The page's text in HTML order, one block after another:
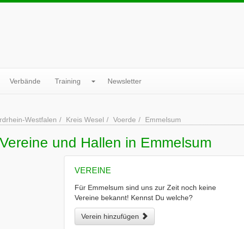
Verbände Training Newsletter
Westfalen Kreis Wesel Voerde Emmelsum
und Hallen in Emmelsum
VEREINE
Für Emmelsum sind uns zur Zeit noch keine
Vereine bekannt! Kennst Du welche?
Verein hinzufügen